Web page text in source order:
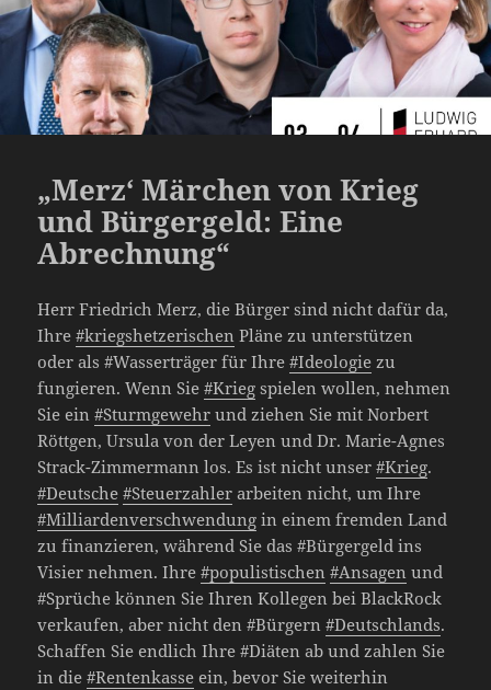
„Merz‘ Märchen von Krieg
und Bürgergeld: Eine
Abrechnung“
Herr Friedrich Merz, die Bürger sind nicht dafür da,
Ihre#kriegshetzerischen Pläne zu unterstützen
oder als #Wasserträger für Ihre#Ideologie zu
fungieren. Wenn Sie#Krieg spielen wollen, nehmen
Sie ein#Sturmgewehr und ziehen Sie mit Norbert
Röttgen, Ursula von der Leyen und Dr. Marie-Agnes
Strack-Zimmermann los. Es ist nicht unser#Krieg.
#Deutsche #Steuerzahler arbeiten nicht, um Ihre
#Milliardenverschwendung in einem fremden Land
zu finanzieren, während Sie das #Bürgergeld ins
Visier nehmen. Ihre#populistischen #Ansagen und
#Sprüche können Sie Ihren Kollegen bei BlackRock
verkaufen, aber nicht den #Bürgern#Deutschlands.
Schaffen Sie endlich Ihre #Diäten ab und zahlen Sie
in die#Rentenkasse ein, bevor Sie weiterhin